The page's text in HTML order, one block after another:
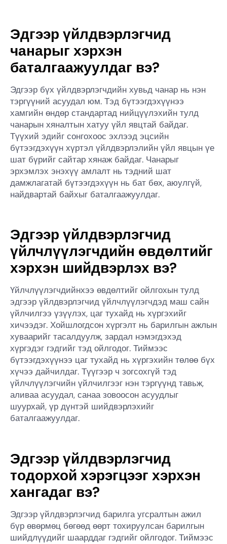
Эдгээр үйлдвэрлэгчид
чанарыг хэрхэн
баталгаажуулдаг вэ?
Эдгээр бүх үйлдвэрлэгчдийн хувьд чанар нь нэн
тэргүүний асуудал юм. Тэд бүтээгдэхүүнээ
хамгийн өндөр стандартад нийцүүлэхийн тулд
чанарын хяналтын хатуу үйл явцтай байдаг.
Түүхий эдийг сонгохоос эхлээд эцсийн
бүтээгдэхүүн хүртэл үйлдвэрлэлийн үйл явцын үе
шат бүрийг сайтар хянаж байдаг. Чанарыг
эрхэмлэх энэхүү амлалт нь тэдний шат
дамжлагатай бүтээгдэхүүн нь бат бөх, аюулгүй,
найдвартай байхыг баталгаажуулдаг.
Эдгээр үйлдвэрлэгчид
үйлчлүүлэгчдийн өвдөлтийг
хэрхэн шийдвэрлэх вэ?
Үйлчлүүлэгчдийнхээ өвдөлтийг ойлгохын тулд
эдгээр үйлдвэрлэгчид үйлчлүүлэгчдэд маш сайн
үйлчилгээ үзүүлэх, цаг тухайд нь хүргэхийг
хичээдэг. Хойшлогдсон хүргэлт нь барилгын ажлын
хуваарийг тасалдуулж, зардал нэмэгдэхэд
хүргэдэг гэдгийг тэд ойлгодог. Тиймээс
бүтээгдэхүүнээ цаг тухайд нь хүргэхийн төлөө бүх
хүчээ дайчилдаг. Түүгээр ч зогсохгүй тэд
үйлчлүүлэгчийн үйлчилгээг нэн тэргүүнд тавьж,
аливаа асуудал, санаа зовоосон асуудлыг
шуурхай, үр дүнтэй шийдвэрлэхийг
баталгаажуулдаг.
Эдгээр үйлдвэрлэгчид
тодорхой хэрэгцээг хэрхэн
хангадаг вэ?
Эдгээр үйлдвэрлэгчид барилга угсралтын ажил
бүр өвөрмөц бөгөөд өөрт тохируулсан барилгын
шийдлүүдийг шаарддаг гэдгийг ойлгодог. Тиймээс